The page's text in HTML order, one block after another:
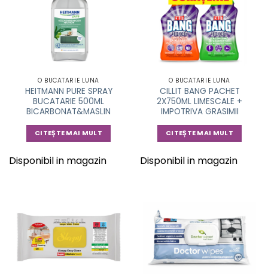
O BUCATARIE LUNA
HEITMANN PURE SPRAY
BUCATARIE 500ML
BICARBONAT&MASLIN
CITEȘTE MAI MULT
Disponibil in magazin
O BUCATARIE LUNA
CILLIT BANG PACHET
2X750ML LIMESCALE +
IMPOTRIVA GRASIMII
CITEȘTE MAI MULT
Disponibil in magazin